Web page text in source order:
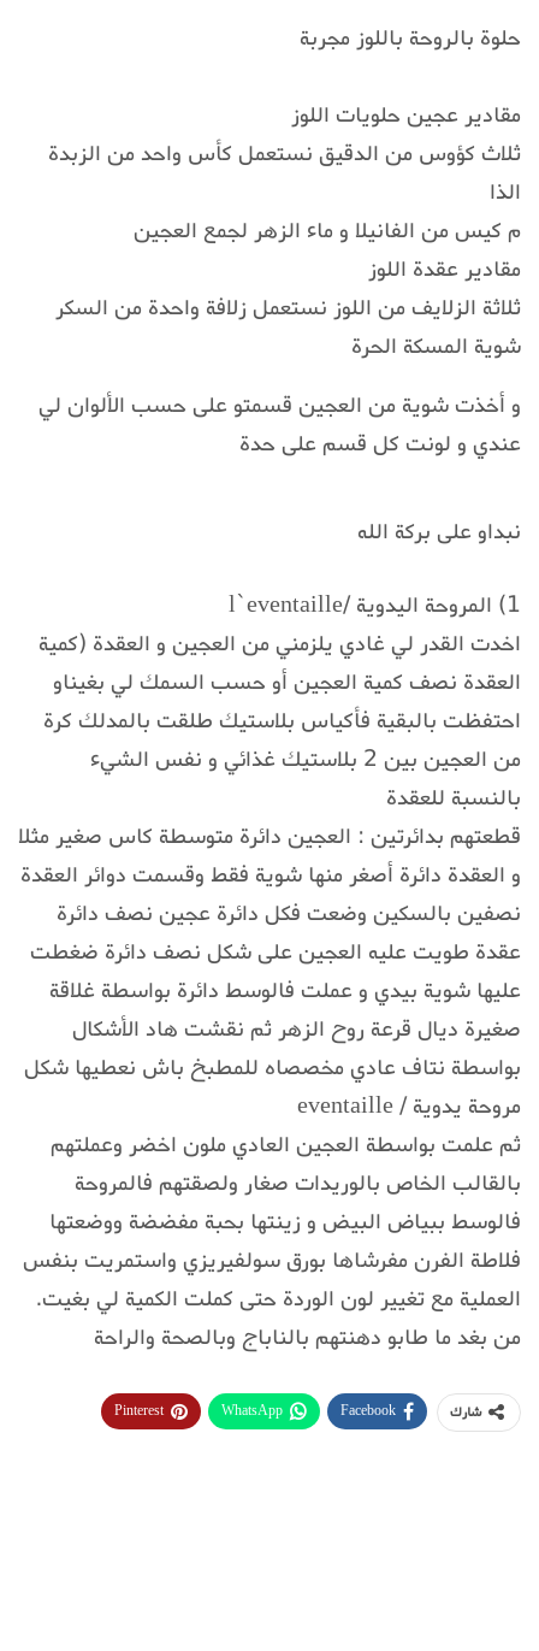
حلوة بالروحة باللوز مجربة
مقادير عجين حلويات اللوز
ثلاث كؤوس من الدقيق نستعمل كأس واحد من الزبدة
الذا
م كيس من الفانيلا و ماء الزهر لجمع العجين
مقادير عقدة اللوز
ثلاثة الزلايف من اللوز نستعمل زلافة واحدة من السكر
شوية المسكة الحرة
و أخذت شوية من العجين قسمتو على حسب الألوان لي
عندي و لونت كل قسم على حدة
نبداو على بركة الله
1) المروحة اليدوية /l`eventaille
اخدت القدر لي غادي يلزمني من العجين و العقدة (كمية
العقدة نصف كمية العجين أو حسب السمك لي بغيناو
احتفظت بالبقية فأكياس بلاستيك طلقت بالمدلك كرة
من العجين بين 2 بلاستيك غذائي و نفس الشيء
بالنسبة للعقدة
قطعتهم بدائرتين : العجين دائرة متوسطة كاس صغير مثلا
و العقدة دائرة أصغر منها شوية فقط وقسمت دوائر العقدة
نصفين بالسكين وضعت فكل دائرة عجين نصف دائرة
عقدة طويت عليه العجين على شكل نصف دائرة ضغطت
عليها شوية بيدي و عملت فالوسط دائرة بواسطة غلاقة
صغيرة ديال قرعة روح الزهر ثم نقشت هاد الأشكال
بواسطة نتاف عادي مخصصاه للمطبخ باش نعطيها شكل
مروحة يدوية / eventaille
ثم علمت بواسطة العجين العادي ملون اخضر وعملتهم
بالقالب الخاص بالوريدات صغار ولصقتهم فالمروحة
فالوسط ببياض البيض و زينتها بحبة مفضضة ووضعتها
فلاطة الفرن مفرشاها بورق سولفيريزي واستمريت بنفس
العملية مع تغيير لون الوردة حتى كملت الكمية لي بغيت.
من بغد ما طابو دهنتهم بالناباج وبالصحة والراحة
شارك Facebook
WhatsApp
Pinterest